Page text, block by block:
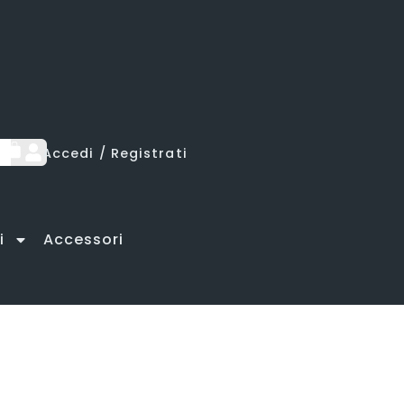
Accedi / Registrati
Accessori